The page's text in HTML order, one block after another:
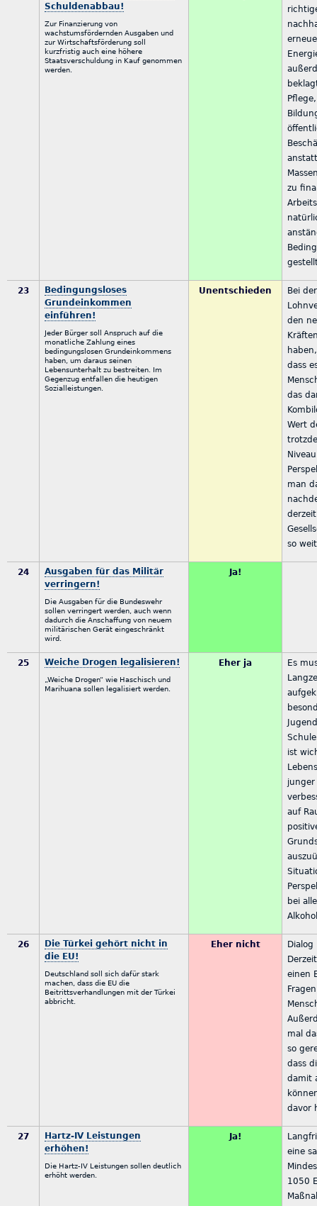
Schuldenabbau!
Zur Finanzierung von
wachstumsfördernden Ausgaben und
zur Wirtschaftsförderung soll
kurzfristig auch eine höhere
Staatsverschuldung in Kauf genommen
werden.
zu
23
Bedingungsloses
Grundeinkommen
einführen!
Jeder Bürger soll Anspruch auf die
monatliche Zahlung eines
bedingungslosen Grundeinkommens
haben, um daraus seinen
Lebensunterhalt zu bestreiten. Im
Gegenzug entfallen die heutigen
Sozialleistungen.
Unentschieden
Bei
den
dass
das
Wert
man
so
24
Ausgaben für das Militär
verringern!
Die Ausgaben für die Bundeswehr
sollen verringert werden, auch wenn
dadurch die Anschaffung von neuem
militärischen Gerät eingeschränkt
wird.
Ja!
25 Weiche Drogen legalisieren!
„Weiche Drogen“ wie Haschisch und
Marihuana sollen legalisiert werden.
Eher ja
Es
ist
junger
auf
bei
26
Die Türkei gehört nicht in
die EU!
Deutschland soll sich dafür stark
machen, dass die EU die
Beitrittsverhandlungen mit der Türkei
abbricht.
Eher nicht
einen
mal
so
dass
damit
davor
27
Hartz-IV Leistungen
erhöhen!
Die Hartz-IV Leistungen sollen deutlich
erhöht werden.
Ja!
eine
1050